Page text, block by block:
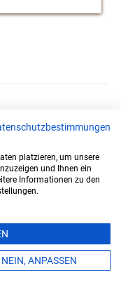
platzieren, um unsere
und Ihnen ein
Informationen zu den
NEIN, ANPASSEN